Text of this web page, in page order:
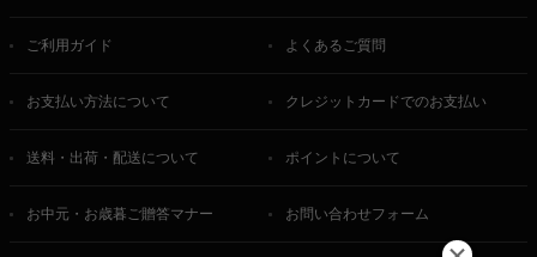
ご利用ガイド よくあるご質問
お支払い方法について クレジットカードでのお支払い
送料・出荷・配送について ポイントについて
お中元・お歳暮ご贈答マナー お問い合わせフォーム